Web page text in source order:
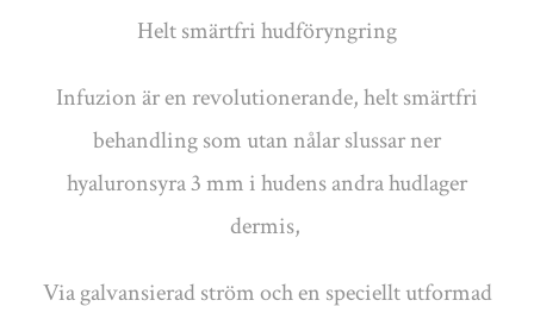
Helt smärtfri hudföryngring
Infuzion är en revolutionerande, helt smärtfri
behandling som utan nålar slussar ner
hyaluronsyra 3 mm i hudens andra hudlager
dermis,
Via galvansierad ström och en speciellt utformad